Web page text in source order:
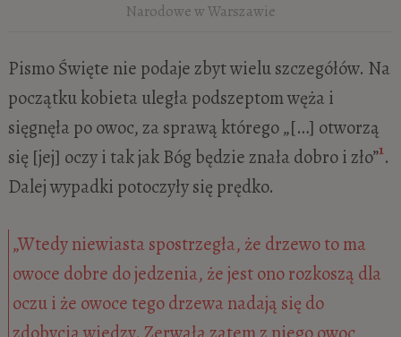
Narodowe w Warszawie
Pismo Święte nie podaje zbyt wielu szczegółów. Na
początku kobieta uległa podszeptom węża i
sięgnęła po owoc, za sprawą którego „[…] otworzą
się [jej] oczy i tak jak Bóg będzie znała dobro i zło”1.
Dalej wypadki potoczyły się prędko.
„Wtedy niewiasta spostrzegła, że drzewo to ma
owoce dobre do jedzenia, że jest ono rozkoszą dla
oczu i że owoce tego drzewa nadają się do